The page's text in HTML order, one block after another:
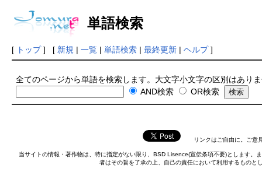
単語検索
[ トップ] [ 新規 | 一覧| 単語検索| 最終更新| ヘルプ]
全てのページから単語を検索します。大文字小文字の区別はあり
AND検索
OR検索
リンクはご自由に。ご意見
当サイトの情報・著作物は、特に指定がない限り、BSD Lisence(宣伝条項不要)とします。
者はその旨を了承の上、自己の責任において利用するものと